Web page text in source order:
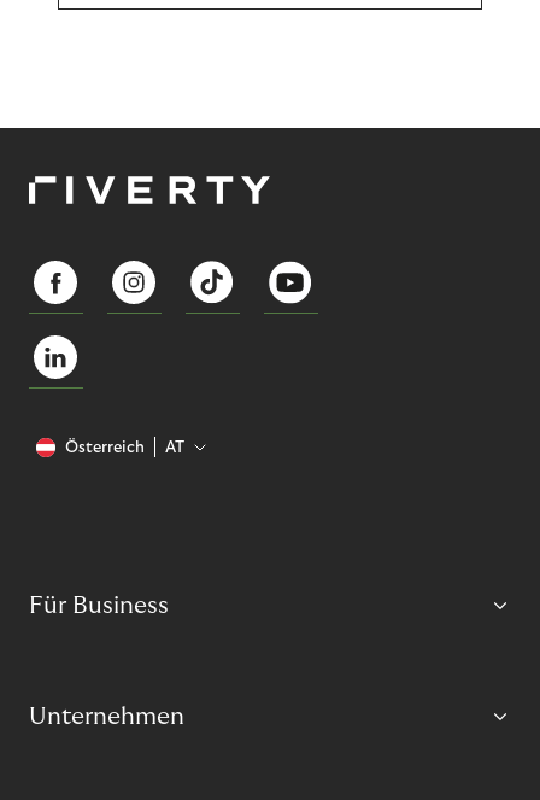
Österreich AT
Für Business
Unternehmen